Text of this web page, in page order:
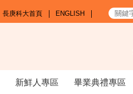
長庚科大首頁 ENGLISH
新鮮人專區 畢業典禮專區